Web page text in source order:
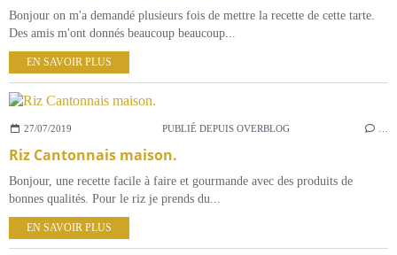
Bonjour on m'a demandé plusieurs fois de mettre la recette de cette tarte.
Des amis m'ont donnés beaucoup beaucoup...
EN SAVOIR PLUS
27/07/2019 PUBLIÉ DEPUIS OVERBLOG
Riz Cantonnais maison.
Bonjour, une recette facile à faire et gourmande avec des produits de
bonnes qualités. Pour le riz je prends du...
EN SAVOIR PLUS